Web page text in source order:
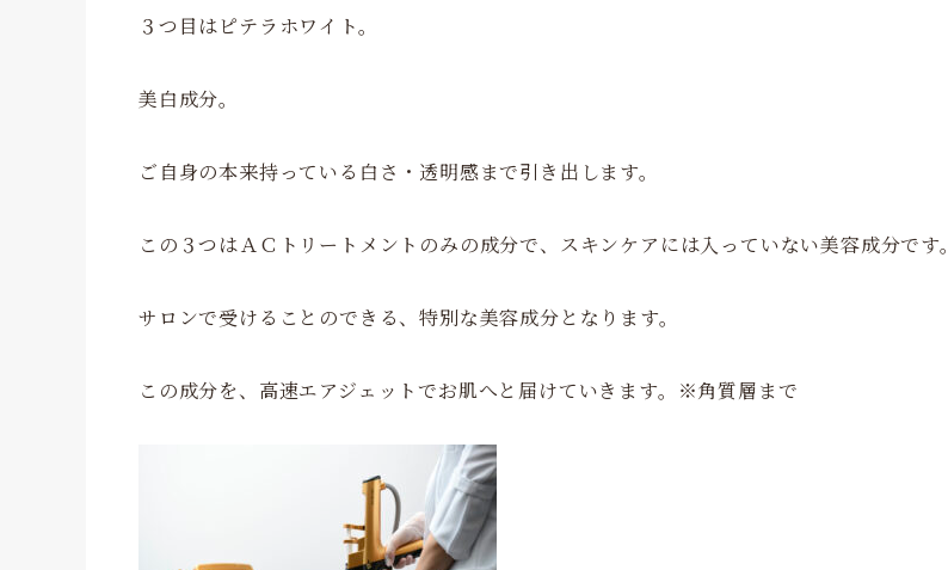
３つ目はピテラホワイト。
美白成分。
ご自身の本来持っている白さ・透明感まで引き出します。
この３つはＡＣトリートメントのみの成分で、スキンケアには入っていない美容成分です。
サロンで受けることのできる、特別な美容成分となります。
この成分を、高速エアジェットでお肌へと届けていきます。※角質層まで